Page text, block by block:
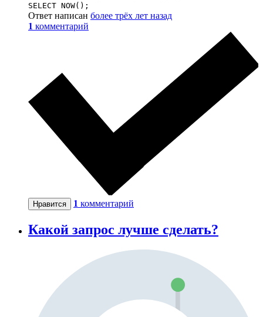
SELECT NOW();
Ответ написан более трёх лет назад
1 комментарий
Нравится 1 комментарий
Какой запрос лучше сделать?